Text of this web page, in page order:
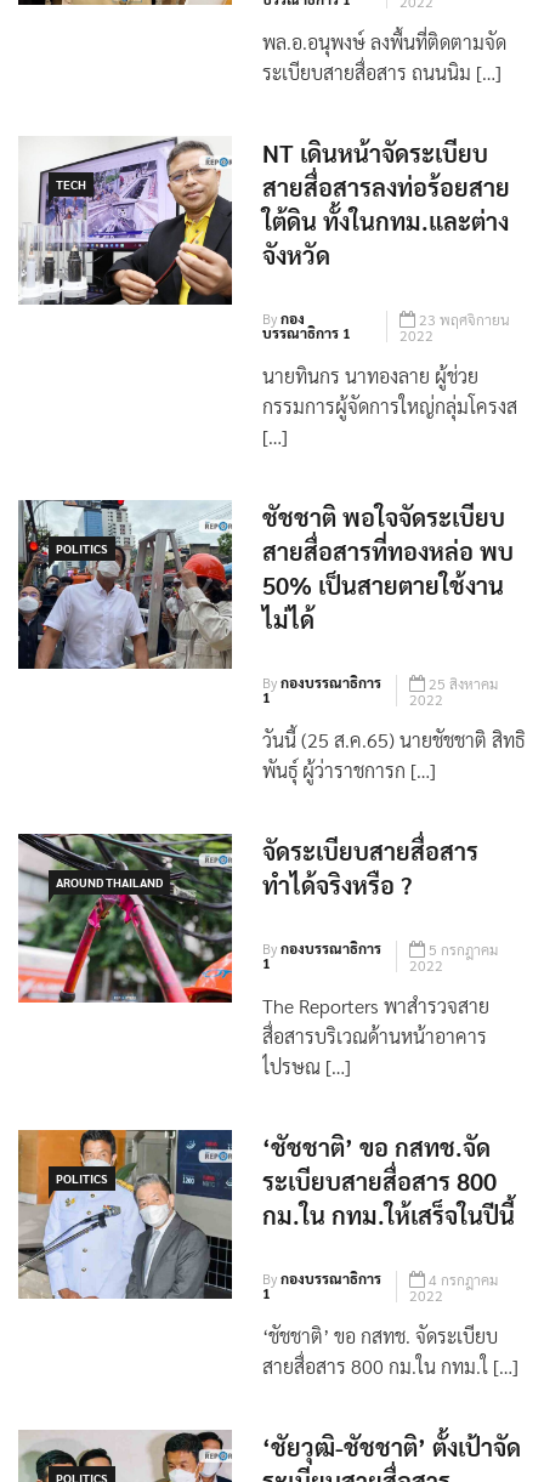
Byกอง
บรรณาธิการ 1
24 พฤศจิกายน
2022
TECH
NT เดินหน้าจัดระเบียบ
สายสื่อสารลงท่อร้อยสาย
ใต้ดิน ทั้งในกทม.และต่าง
จังหวัด
Byกอง
บรรณาธิการ 1
23 พฤศจิกายน
2022
นายทินกร นาทองลาย ผู้ช่วย
POLITICS
ชัชชาติ พอใจจัดระเบียบ
สายสื่อสารที่ทองหล่อ พบ
50% เป็นสายตายใช้งาน
ไม่ได้
Byกองบรรณาธิการ
1
25 สิงหาคม
2022
วันนี้ (25 ส.ค.65) นายชัชชาติ สิทธิ
AROUND THAILAND
จัดระเบียบสายสื่อสาร
ทำได้จริงหรือ ?
Byกองบรรณาธิการ
1
5 กรกฎาคม
2022
The Reporters พาสำรวจสาย
POLITICS
‘ชัชชาติ’ ขอ กสทช.จัด
ระเบียบสายสื่อสาร 800
กม.ใน กทม.ให้เสร็จในปีนี้
Byกองบรรณาธิการ
4 กรกฎาคม
2022